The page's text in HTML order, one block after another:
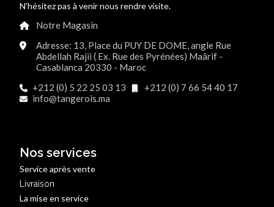
N'hésitez pas à venir nous rendre visite.
Notre Magasin
Adresse: 13, Place du PUY DE DOME, angle Rue
Abdellah Rajii ( Ex. Rue des Pyrénées) Maârif -
Casablanca 20330 - Maroc
+212 (0) 5 22 25 03 13
+212 (0) 7 66 54 40 17
info@tangerois.ma
Nos services
Service après vente
Livraison
La mise en service